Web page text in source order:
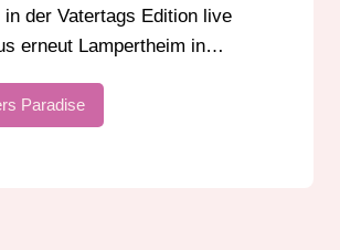
in der Vatertags Edition live
erneut Lampertheim in…
Paradise